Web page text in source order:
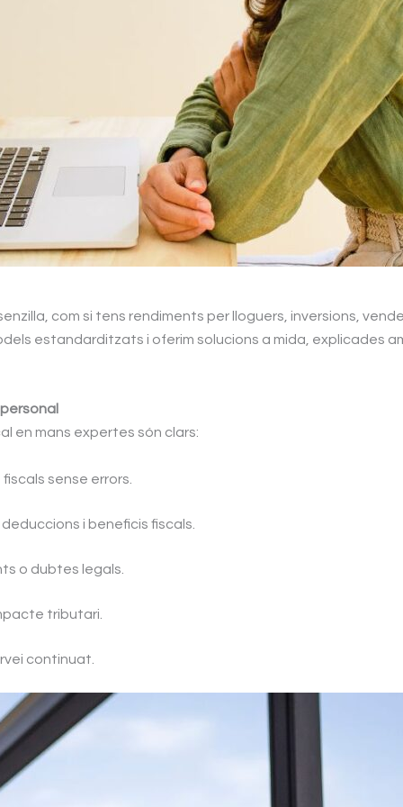
com si tens rendiments per lloguers, inversions,
estandarditzats i oferim solucions a mida, explicades
en mans expertes són clars:
sense errors.
i beneficis fiscals.
o dubtes legals.
tributari.
continuat.